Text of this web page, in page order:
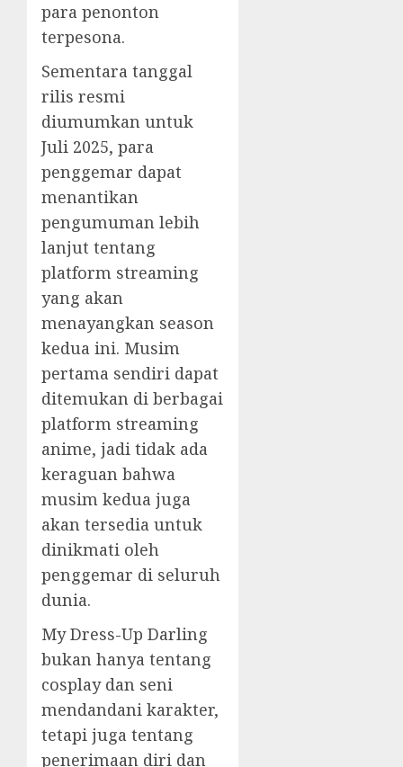
para penonton
terpesona.
Sementara tanggal
rilis resmi
diumumkan untuk
Juli 2025, para
penggemar dapat
menantikan
pengumuman lebih
lanjut tentang
platform streaming
yang akan
menayangkan season
kedua ini. Musim
pertama sendiri dapat
ditemukan di berbagai
platform streaming
anime, jadi tidak ada
keraguan bahwa
musim kedua juga
akan tersedia untuk
dinikmati oleh
penggemar di seluruh
dunia.
My Dress-Up Darling
bukan hanya tentang
cosplay dan seni
mendandani karakter,
tetapi juga tentang
penerimaan diri dan